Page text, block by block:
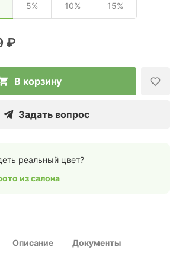
5% 10% 15%
₽
В корзину
Задать вопрос
реальный цвет?
из салона
Описание Документы